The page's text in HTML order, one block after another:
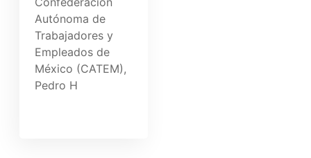
Autónoma de
Trabajadores y
Empleados de
México (CATEM),
Pedro H